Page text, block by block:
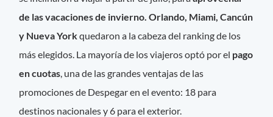
de las vacaciones de invierno. Orlando, Miami, Cancún
y Nueva Yorkquedaron a la cabeza del ranking de los
más elegidos. La mayoría de los viajeros optó por el pago
en cuotas, una de las grandes ventajas de las
promociones de Despegar en el evento: 18 para
destinos nacionales y 6 para el exterior.